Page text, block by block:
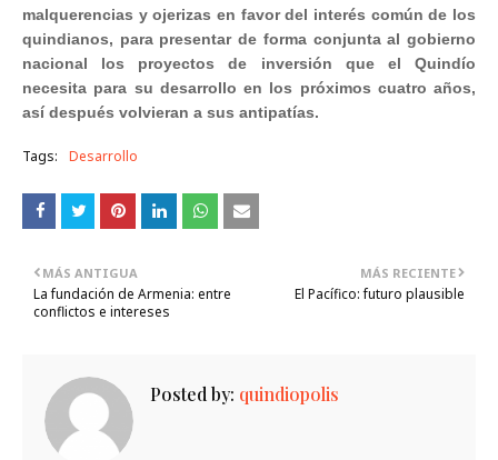
malquerencias y ojerizas en favor del interés común de los
quindianos, para presentar de forma conjunta al gobierno
nacional los proyectos de inversión que el Quindío
necesita para su desarrollo en los próximos cuatro años,
así después volvieran a sus antipatías.
Tags: Desarrollo
MÁS RECIENTE
El Pacífico: futuro plausible
MÁS ANTIGUA
La fundación de Armenia: entre
conflictos e intereses
Posted by: quindiopolis